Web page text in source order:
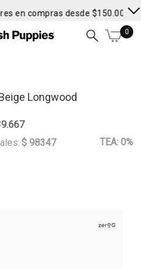
en compras desde $150.000 •
0
Longwood
$ 98347 TEA: 0%